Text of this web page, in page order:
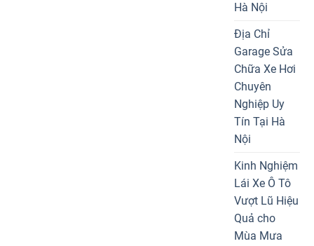
Hà Nội
Địa Chỉ
Garage Sửa
Chữa Xe Hơi
Chuyên
Nghiệp Uy
Tín Tại Hà
Nội
Kinh Nghiệm
Lái Xe Ô Tô
Vượt Lũ Hiệu
Quả cho
Mùa Mưa